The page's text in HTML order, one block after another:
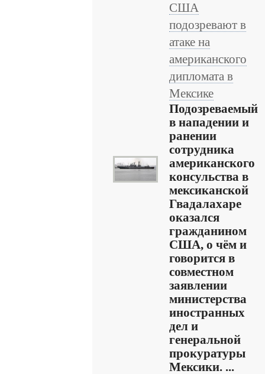
США
подозревают в
атаке на
американского
дипломата в
Мексике
Подозреваемый
в нападении и
ранении
сотрудника
американского
консульства в
мексиканской
Гвадалахаре
оказался
гражданином
США, о чём и
говорится в
совместном
заявлении
министерства
иностранных
дел и
генеральной
прокуратуры
Мексики. ...